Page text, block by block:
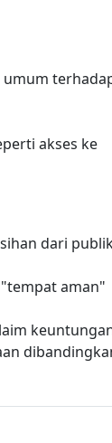
umum
akses ke
dari
aman"